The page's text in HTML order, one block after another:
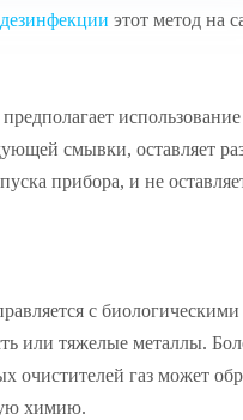
дезинфекции этот метод на
смывки, оставляет
прибора, и не
с биологическими
или тяжелые металлы.
очистителей газ может
химию.